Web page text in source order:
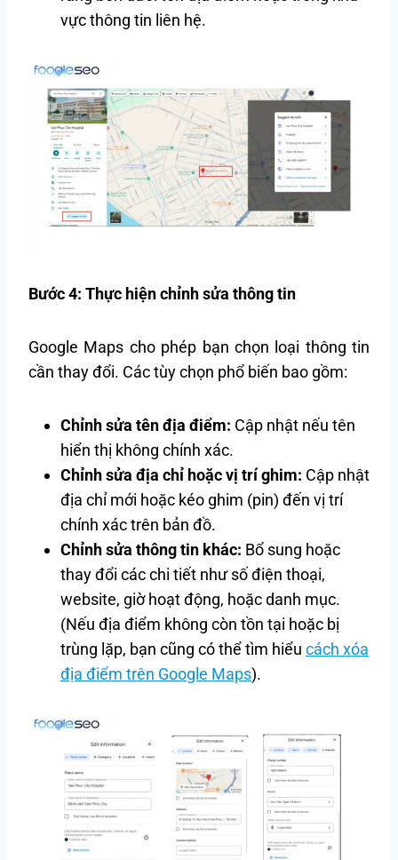
vực thông tin liên hệ.
Bước 4: Thực hiện chỉnh sửa thông tin
Google Maps cho phép bạn chọn loại thông tin
cần thay đổi. Các tùy chọn phổ biến bao gồm:
Chỉnh sửa tên địa điểm: Cập nhật nếu tên
hiển thị không chính xác.
Chỉnh sửa địa chỉ hoặc vị trí ghim: Cập nhật
địa chỉ mới hoặc kéo ghim (pin) đến vị trí
chính xác trên bản đồ.
Chỉnh sửa thông tin khác: Bổ sung hoặc
thay đổi các chi tiết như số điện thoại,
website, giờ hoạt động, hoặc danh mục.
(Nếu địa điểm không còn tồn tại hoặc bị
trùng lặp, bạn cũng có thể tìm hiểu cách xóa
địa điểm trên Google Maps).